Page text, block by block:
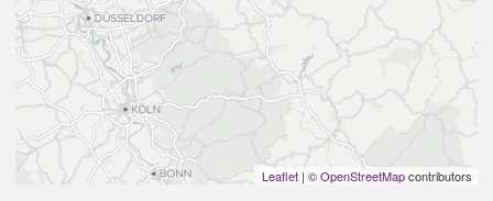
Leaflet | ©OpenStreetMapcontributors